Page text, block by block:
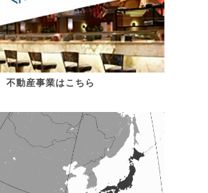
不動産事業はこちら